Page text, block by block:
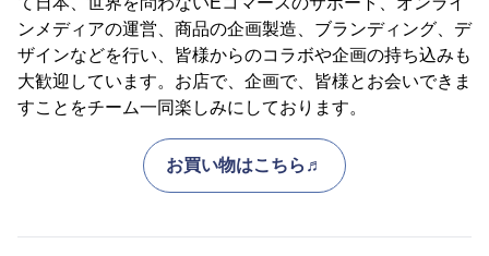
ンメディアの運営、商品の企画製造、ブランディング、デ
ザインなどを行い、皆様からのコラボや企画の持ち込みも
大歓迎しています。お店で、企画で、皆様とお会いできま
すことをチーム一同楽しみにしております。
お買い物はこちら♬